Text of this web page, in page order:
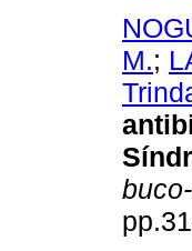
M.;